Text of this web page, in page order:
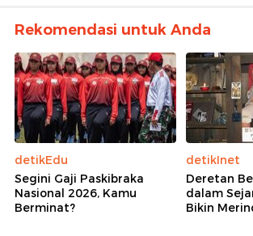
Rekomendasi untuk Anda
detikEdu
Segini Gaji Paskibraka
Nasional 2026, Kamu
Berminat?
detikInet
Deretan
dalam
Bikin